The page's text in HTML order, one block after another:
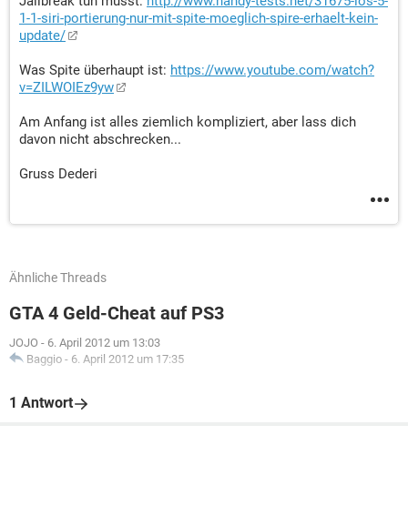
1-1-siri-portierung-nur-mit-spite-moeglich-spire-erhaelt-kein-
update/
Was Spite überhaupt ist: https://www.youtube.com/watch?
v=ZILWOIEz9yw
Am Anfang ist alles ziemlich kompliziert, aber lass dich
davon nicht abschrecken...
Gruss Dederi
Ähnliche Threads
GTA 4 Geld-Cheat auf PS3
JOJO - 6. April 2012 um 13:03
Baggio - 6. April 2012 um 17:35
1 Antwort